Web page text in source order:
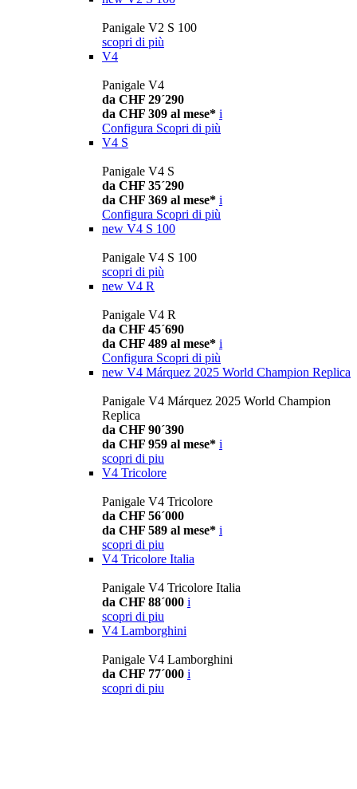
Panigale V2 S 100
scopri di più
V4
Panigale V4
da CHF 29´290
da CHF 309 al mese* i
Configura Scopri di più
V4 S
Panigale V4 S
da CHF 35´290
da CHF 369 al mese* i
Configura Scopri di più
new V4 S 100
Panigale V4 S 100
scopri di più
new V4 R
Panigale V4 R
da CHF 45´690
da CHF 489 al mese* i
Configura Scopri di più
new V4 Márquez 2025 World Champion Replica
Panigale V4 Márquez 2025 World Champion
Replica
da CHF 90´390
da CHF 959 al mese* i
scopri di piu
V4 Tricolore
Panigale V4 Tricolore
da CHF 56´000
da CHF 589 al mese* i
scopri di piu
V4 Tricolore Italia
Panigale V4 Tricolore Italia
da CHF 88´000 i
scopri di piu
V4 Lamborghini
Panigale V4 Lamborghini
da CHF 77´000 i
scopri di piu